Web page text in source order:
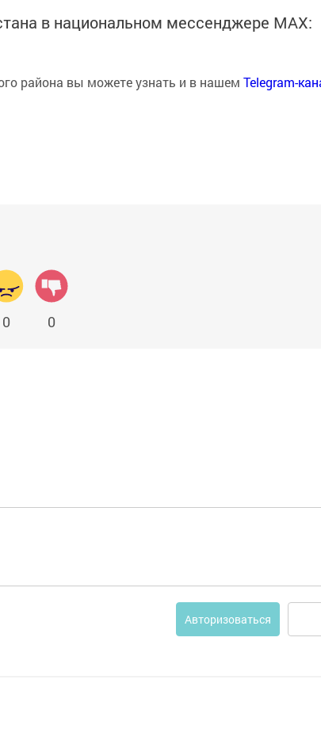
в национальном мессенджере MАХ:
района вы можете узнать и в нашем Telegram-
0 0
Авторизоваться